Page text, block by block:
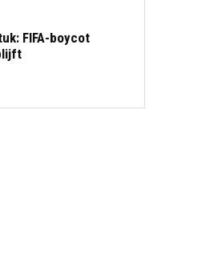
FIFA-boycot